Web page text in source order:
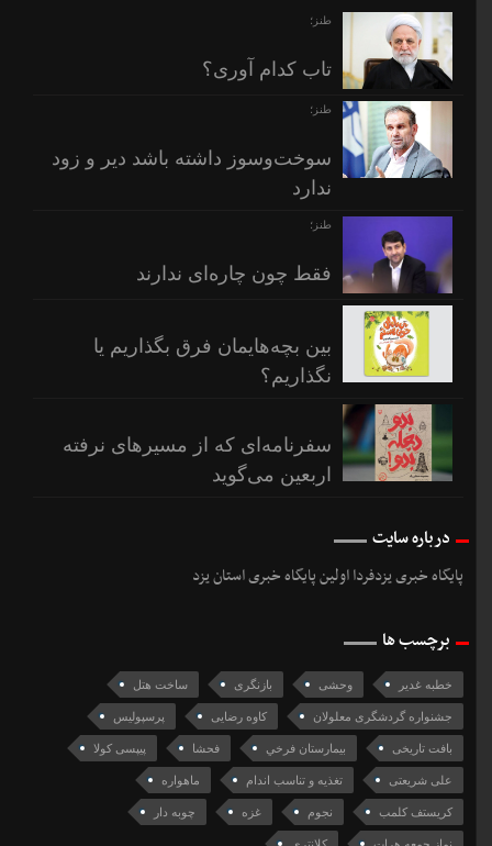
طنز؛
تاب کدام آوری؟
طنز؛
سوخت‌وسوز داشته باشد دیر و زود
ندارد
طنز؛
فقط چون چاره‌ای ندارند
بین بچه‌هایمان فرق بگذاریم یا
نگذاریم؟
سفرنامه‌ای که از مسیرهای نرفته
اربعین می‌گوید
درباره سایت
پایگاه خبری یزدفردا اولین پایگاه خبری استان یزد
برچسب ها
خطبه غدیر وحشی بازنگری ساخت هتل
جشنواره گردشگری معلولان کاوه رضایی پرسپولیس
بافت تاریخی بيمارستان فرخي فحشا پیپسی کولا
علی شریعتی تغذیه و تناسب اندام ماهواره
کریستف کلمب نجوم غزه چوبه دار